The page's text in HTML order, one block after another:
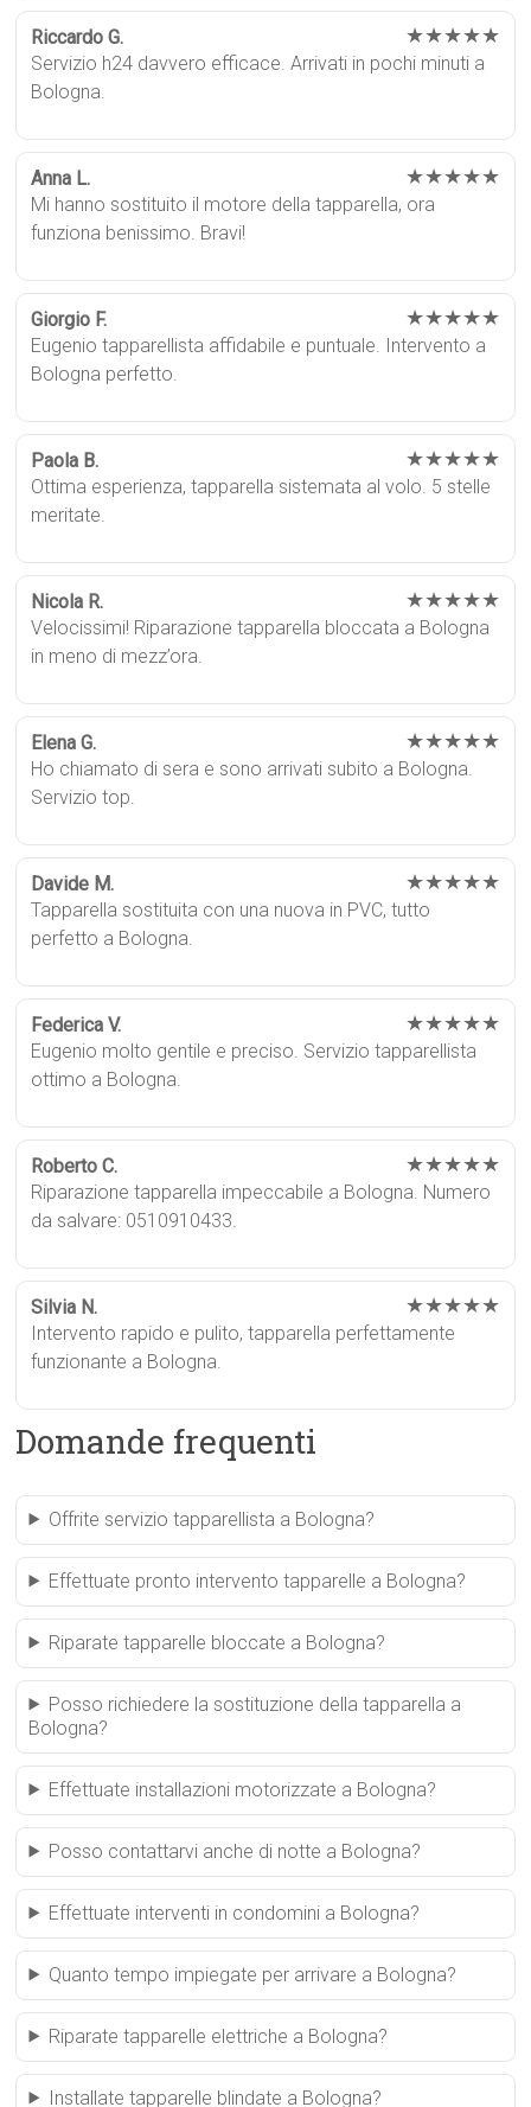
Riccardo G. ★★★★★
Servizio h24 davvero efficace. Arrivati in pochi minuti a
Bologna.
Anna L. ★★★★★
Mi hanno sostituito il motore della tapparella, ora
funziona benissimo. Bravi!
Giorgio F. ★★★★★
Eugenio tapparellista affidabile e puntuale. Intervento a
Bologna perfetto.
Paola B. ★★★★★
Ottima esperienza, tapparella sistemata al volo. 5 stelle
meritate.
Nicola R. ★★★★★
Velocissimi! Riparazione tapparella bloccata a Bologna
in meno di mezz’ora.
Elena G. ★★★★★
Ho chiamato di sera e sono arrivati subito a Bologna.
Servizio top.
Davide M. ★★★★★
Tapparella sostituita con una nuova in PVC, tutto
perfetto a Bologna.
Federica V. ★★★★★
Eugenio molto gentile e preciso. Servizio tapparellista
ottimo a Bologna.
Roberto C. ★★★★★
Riparazione tapparella impeccabile a Bologna. Numero
da salvare: 0510910433.
Silvia N. ★★★★★
Intervento rapido e pulito, tapparella perfettamente
funzionante a Bologna.
Domande frequenti
Offrite servizio tapparellista a Bologna?
Effettuate pronto intervento tapparelle a Bologna?
Riparate tapparelle bloccate a Bologna?
Posso richiedere la sostituzione della tapparella a
Bologna?
Effettuate installazioni motorizzate a Bologna?
Posso contattarvi anche di notte a Bologna?
Effettuate interventi in condomini a Bologna?
Quanto tempo impiegate per arrivare a Bologna?
Riparate tapparelle elettriche a Bologna?
Installate tapparelle blindate a Bologna?